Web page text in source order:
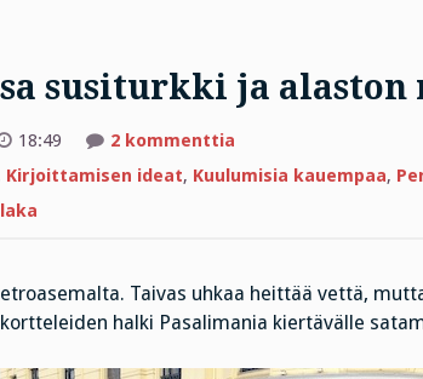
susiturkki ja alaston
18:49 2 kommenttiaartikkeliin
susiturkki
Kirjoittamisen ideat, Kuulumisia kauempaa,
Taivas uhkaa heittää vettä,
halki Pasalimania kiertävälle